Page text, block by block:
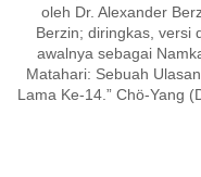
oleh Dr. Alexander
Berzin; diringkas, versi
awalnya sebagai
Matahari: Sebuah
Lama Ke-14.” Chö-Yang